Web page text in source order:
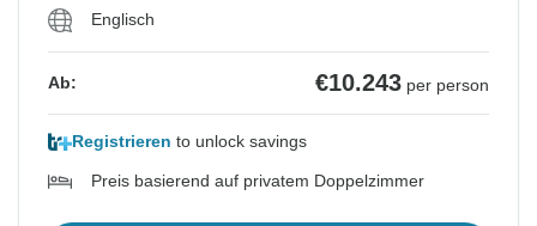
Englisch
Ab: €10.243 per person
Registrieren to unlock savings
Preis basierend auf privatem Doppelzimmer